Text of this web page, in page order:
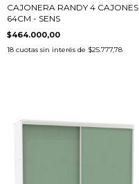
CAJONERA RANDY 4 CAJONES
64CM - SENS
$464.000,00
18 cuotas sin interés de $25.777,78